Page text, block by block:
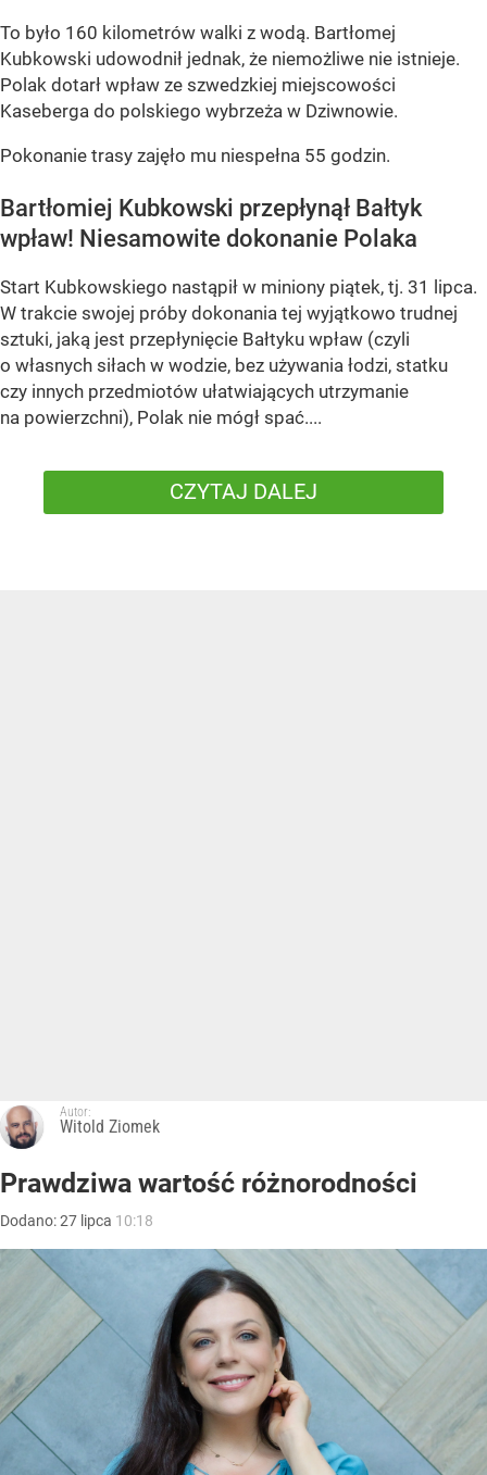
To było 160 kilometrów walki z wodą. Bartłomej
Kubkowski udowodnił jednak, że niemożliwe nie istnieje.
Polak dotarł wpław ze szwedzkiej miejscowości
Kaseberga do polskiego wybrzeża w Dziwnowie.
Pokonanie trasy zajęło mu niespełna 55 godzin.
Bartłomiej Kubkowski przepłynął Bałtyk
wpław! Niesamowite dokonanie Polaka
Start Kubkowskiego nastąpił w miniony piątek, tj. 31 lipca.
W trakcie swojej próby dokonania tej wyjątkowo trudnej
sztuki, jaką jest przepłynięcie Bałtyku wpław (czyli
o własnych siłach w wodzie, bez używania łodzi, statku
czy innych przedmiotów ułatwiających utrzymanie
na powierzchni), Polak nie mógł spać....
CZYTAJ DALEJ
Autor:
Witold Ziomek
Prawdziwa wartość różnorodności
Dodano:27 lipca 10:18